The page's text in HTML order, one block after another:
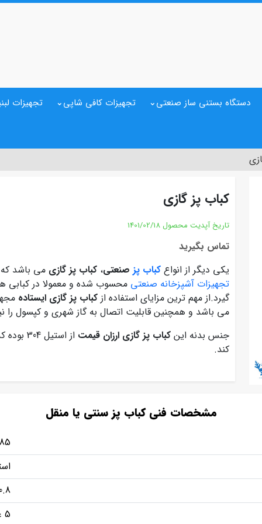
دستگاه بستنی ساز صنعتی تجهیزات کافی شاپی تجهیزات
کباب پز گازی
تاریخ آپدیت محصول 1401/02/18
تماس بگیرید
یکی دیگر از انواع کباب پز صنعتی، کباب پز گازی می باشد
تجهیزات آشپزخانه صنعتی محسوب شده و معمولا در کبابی
گیرد.از مهم ترین مزایای استفاده از کباب پز گازی ایستاده
می باشد و همچنین قابلیت اتصال به گاز شهری و کپسول را
جنس بدنه این کباب پز گازی ارزان قیمت
از
کند.
مشخصات فنی کباب پز سنتی یا منقل
85 سانتی متر
0.8
5 عدد